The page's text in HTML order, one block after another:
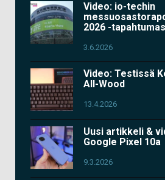
Video: io-techin
2026 -
3.6.2026
Video: Testissä
All-Wood
13.4.2026
Uusi artikkeli &
Google Pixel 10a
9.3.2026